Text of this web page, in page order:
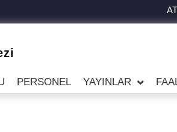
PERSONEL YAYINLAR